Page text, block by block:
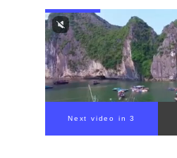
Next video in 1